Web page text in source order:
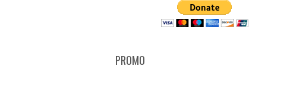
PROMO